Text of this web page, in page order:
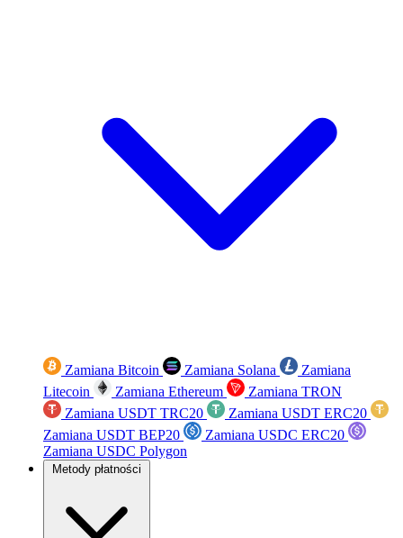
Zamiana Bitcoin Zamiana Solana
Zamiana
Litecoin
Zamiana Ethereum
Zamiana TRON
Zamiana USDT TRC20
Zamiana USDT ERC20
Zamiana USDT BEP20
Zamiana USDC ERC20
Zamiana USDC Polygon
Metody płatności